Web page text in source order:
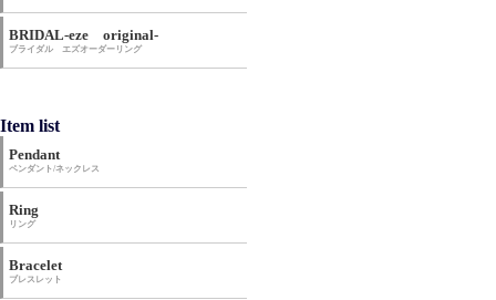
BRIDAL-eze original-
ブライダル エズオーダーリング
Item list
Pendant
ペンダント/ネックレス
Ring
リング
Bracelet
ブレスレット